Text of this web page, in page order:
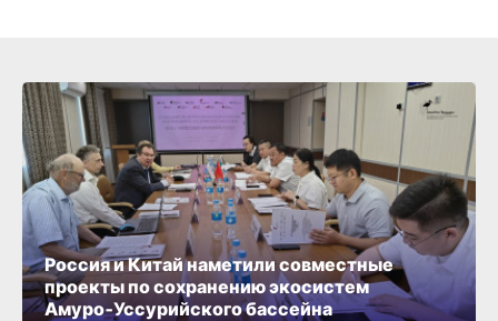
Россия и Китай наметили совместные
проекты по сохранению экосистем
Амуро‑Уссурийского бассейна